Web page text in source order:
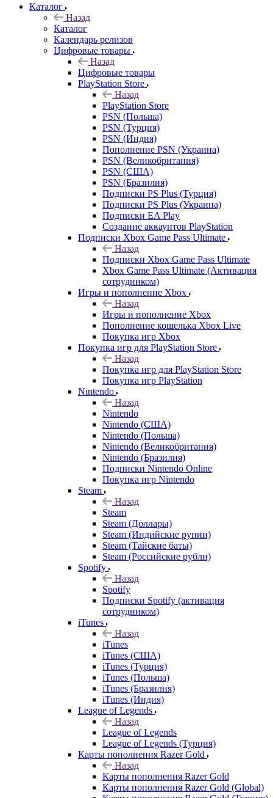
Каталог
Назад
Каталог
Календарь релизов
Цифровые товары
Назад
Цифровые товары
PlayStation Store
Назад
PlayStation Store
PSN (Польша)
PSN (Турция)
PSN (Индия)
Пополнение PSN (Украина)
PSN (Великобритания)
PSN (США)
PSN (Бразилия)
Подписки PS Plus (Турция)
Подписки PS Plus (Украина)
Подписки EA Play
Создание аккаунтов PlayStation
Подписки Xbox Game Pass Ultimate
Назад
Подписки Xbox Game Pass Ultimate
Xbox Game Pass Ultimate (Активация
сотрудником)
Игры и пополнение Xbox
Назад
Игры и пополнение Xbox
Пополнение кошелька Xbox Live
Покупка игр Xbox
Покупка игр для PlayStation Store
Назад
Покупка игр для PlayStation Store
Покупка игр PlayStation
Nintendo
Назад
Nintendo
Nintendo (США)
Nintendo (Польша)
Nintendo (Великобритания)
Nintendo (Бразилия)
Подписки Nintendo Online
Покупка игр Nintendo
Steam
Назад
Steam
Steam (Доллары)
Steam (Индийские рупии)
Steam (Тайские баты)
Steam (Российские рубли)
Spotify
Назад
Spotify
Подписки Spotify (активация
сотрудником)
iTunes
Назад
iTunes
iTunes (США)
iTunes (Турция)
iTunes (Польша)
iTunes (Бразилия)
iTunes (Индия)
League of Legends
Назад
League of Legends
League of Legends (Турция)
Карты пополнения Razer Gold
Назад
Карты пополнения Razer Gold
Карты пополнения Razer Gold (Global)